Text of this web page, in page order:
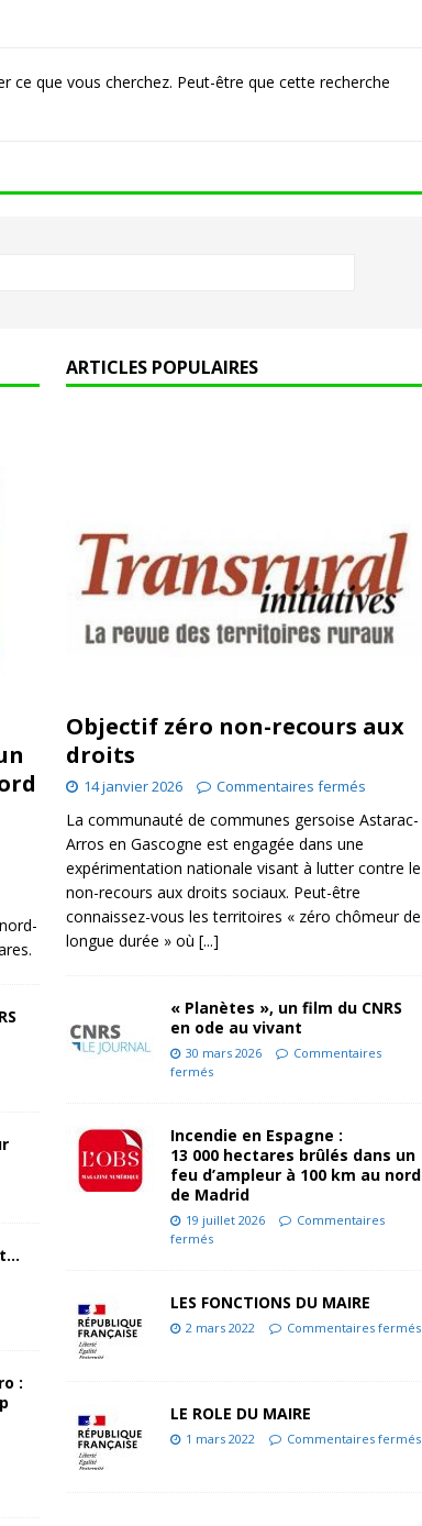
ce que vous cherchez. Peut-être que cette recherche
:
ARTICLES POPULAIRES
Objectif zéro non-recours aux
droits
14 janvier 2026 Commentaires fermés
La communauté de communes gersoise Astarac-
Arros en Gascogne est engagée dans une
expérimentation nationale visant à lutter contre le
non-recours aux droits sociaux. Peut-être
connaissez-vous les territoires « zéro chômeur de
longue durée » où [...]
« Planètes », un film du CNRS
en ode au vivant
30 mars 2026
Commentaires
fermés
Incendie en Espagne :
13 000 hectares brûlés dans un
feu d’ampleur à 100 km au nord
de Madrid
19 juillet 2026
Commentaires
fermés
LES FONCTIONS DU MAIRE
2 mars 2022 Commentaires fermés
LE ROLE DU MAIRE
1 mars 2022 Commentaires fermés